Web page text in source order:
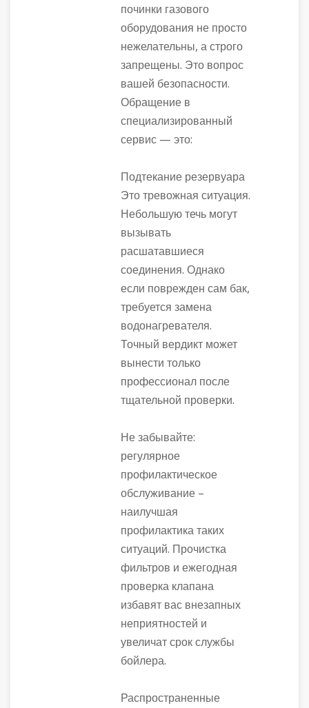
починки газового
оборудования не просто
нежелательны, а строго
запрещены. Это вопрос
вашей безопасности.
Обращение в
специализированный
сервис — это:
Подтекание резервуара
Это тревожная ситуация.
Небольшую течь могут
вызывать
расшатавшиеся
соединения. Однако
если поврежден сам бак,
требуется замена
водонагревателя.
Точный вердикт может
вынести только
профессионал после
тщательной проверки.
Не забывайте:
регулярное
профилактическое
обслуживание –
наилучшая
профилактика таких
ситуаций. Прочистка
фильтров и ежегодная
проверка клапана
избавят вас внезапных
неприятностей и
увеличат срок службы
бойлера.
Распространенные